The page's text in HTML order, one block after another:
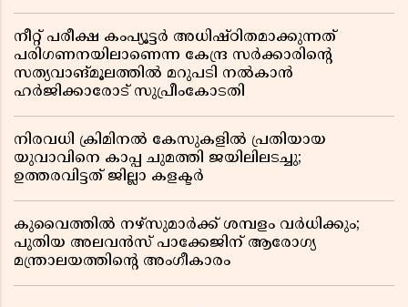
നീറ്റ് പരീക്ഷ കംപ്യൂട്ടർ അധിഷ്ഠിതമാക്കുന്നത്
പരിഗണനയിലാണെന്ന കേന്ദ്ര സർക്കാരിൻ്റെ
സത്യവാങ്മൂലത്തിൽ മറുപടി നൽകാൻ
ഹർജിക്കാരോട് സുപ്രീംകോടതി
നിരവധി ക്രിമിനൽ കേസുകളിൽ പ്രതിയായ
യുവാവിനെ കാപ്പ ചുമത്തി ജയിലിലടച്ചു;
ഉത്തരവിട്ടത് ജില്ലാ കളക്ടർ
കുവൈത്തിൽ നഴ്‌സുമാർക്ക് ശമ്പളം വർധിക്കും;
പുതിയ അലവൻസ് പാക്കേജിന് ആരോഗ്യ
മന്ത്രാലയത്തിൻ്റെ അംഗീകാരം